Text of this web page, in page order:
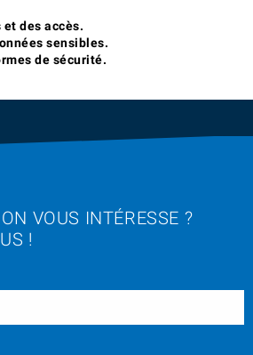
et des accès.
sensibles.
de sécurité.
VOUS INTÉRESSE ?
!